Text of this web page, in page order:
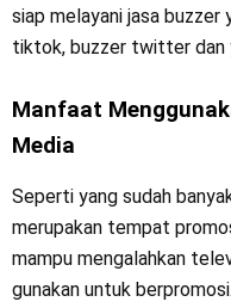
siap melayani jasa
tiktok, buzzer twitter dan
Manfaat
Media
Seperti yang sudah
merupakan tempat
mampu mengalahkan
gunakan untuk